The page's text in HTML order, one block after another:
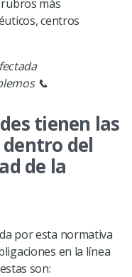
más
centros
📞
tienen las
del
de la
por esta normativa
en la línea
son: